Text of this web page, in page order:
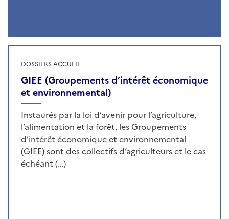
GIEE (Groupements d’intérêt économique
et environnemental)
DOSSIERS ACCUEIL
Instaurés par la loi d’avenir pour l’agriculture,
l’alimentation et la forêt, les Groupements
d’intérêt économique et environnemental
(GIEE) sont des collectifs d’agriculteurs et le cas
échéant (…)